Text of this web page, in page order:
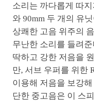
소리는 까다롭게 따
와 90mm 두 개의 유
상쾌한 고음 위주의
무난한 소리를 들려
딱하고 강한 저음을
만, 서브 우퍼를 위한
이용해 저음을 보강
단한 중고음은 이 스